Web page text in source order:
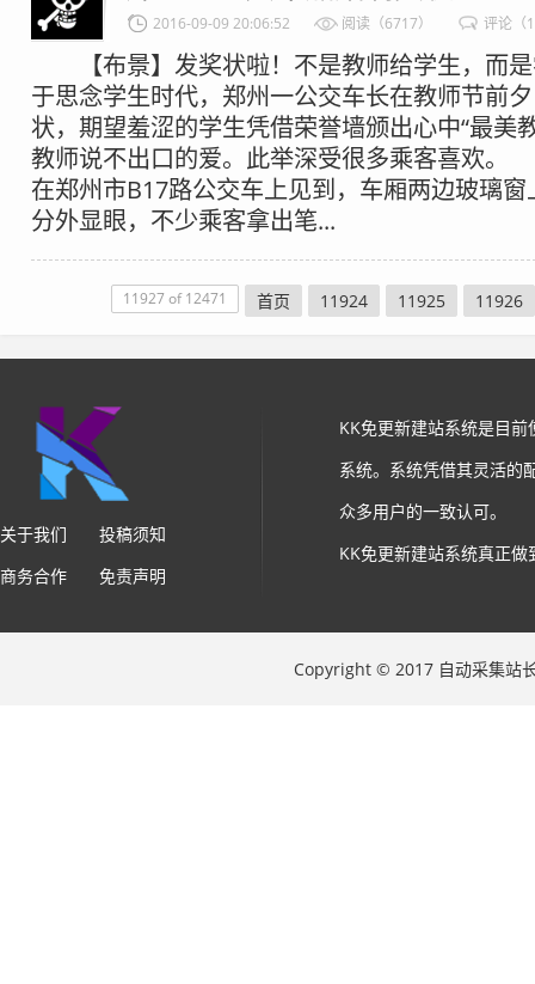
2016-09-09 20:06:52 阅读（6717） 评论（
【布景】发奖状啦！不是教师给学生，而是
于思念学生时代，郑州一公交车长在教师节前
状，期望羞涩的学生凭借荣誉墙颁出心中“最美
教师说不出口的爱。此举深受很多乘客喜欢
在郑州市B17路公交车上见到，车厢两边玻璃
分外显眼，不少乘客拿出笔...
11927 of 12471 首页 11924 11925 11926
关于我们
投稿须知
商务合作
免责声明
KK免更新建站系统是目
系统。系统凭借其灵活的
众多用户的一致认可。
KK免更新建站系统真正
Copyright © 2017 自动采集站